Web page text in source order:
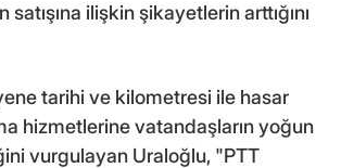
satışına ilişkin şikayetlerin arttığını
tarihi ve kilometresi ile hasar
hizmetlerine vatandaşların yoğun
vurgulayan Uraloğlu, "PTT